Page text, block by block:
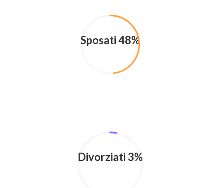
Sposati 48%
Divorziati 3%